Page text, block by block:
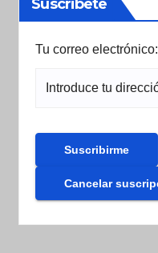
Suscribete
Tu correo electrónico: